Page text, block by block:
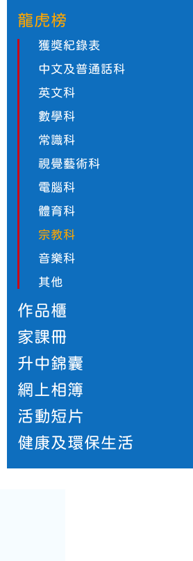
龍虎榜
獲獎紀錄表
中文及普通話科
英文科
數學科
常識科
視覺藝術科
電腦科
體育科
宗教科
音樂科
其他
作品櫃
家課冊
升中錦囊
網上相簿
活動短片
健康及環保生活